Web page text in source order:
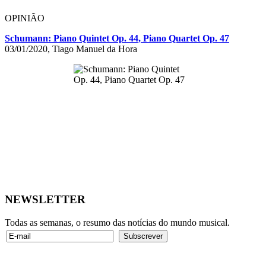
OPINIÃO
Schumann: Piano Quintet Op. 44, Piano Quartet Op. 47
03/01/2020, Tiago Manuel da Hora
NEWSLETTER
Todas as semanas, o resumo das notícias do mundo musical.